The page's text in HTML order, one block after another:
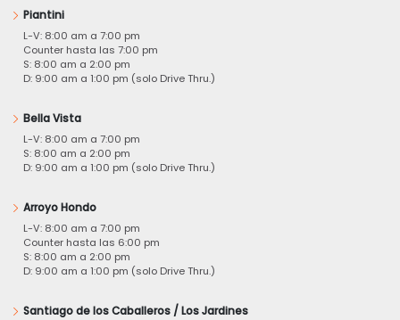
Piantini
L-V: 8:00 am a 7:00 pm
Counter hasta las 7:00 pm
S: 8:00 am a 2:00 pm
D: 9:00 am a 1:00 pm (solo Drive Thru.)
Bella Vista
L-V: 8:00 am a 7:00 pm
S: 8:00 am a 2:00 pm
D: 9:00 am a 1:00 pm (solo Drive Thru.)
Arroyo Hondo
L-V: 8:00 am a 7:00 pm
Counter hasta las 6:00 pm
S: 8:00 am a 2:00 pm
D: 9:00 am a 1:00 pm (solo Drive Thru.)
Santiago de los Caballeros / Los Jardines